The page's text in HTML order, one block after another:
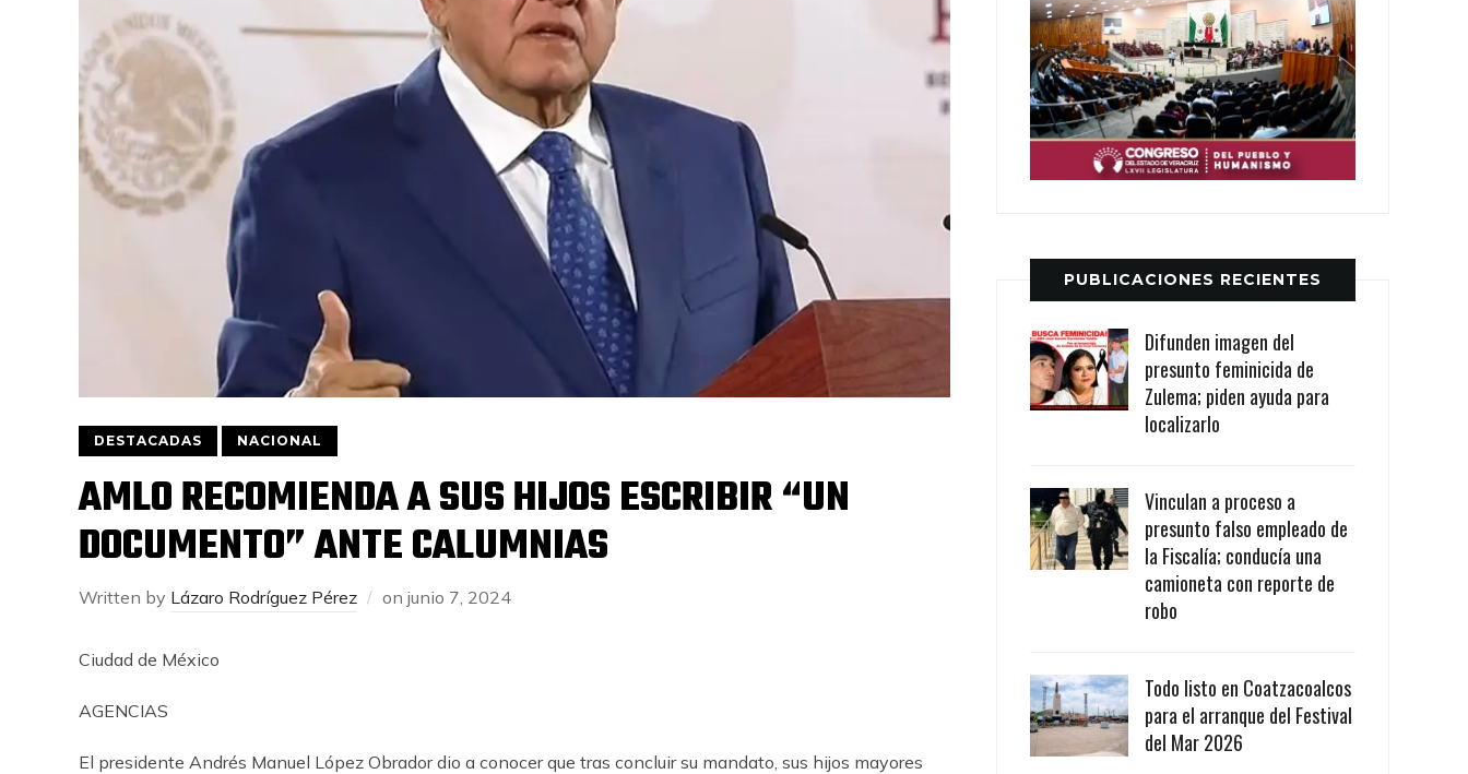
DESTACADAS NACIONAL
AMLO RECOMIENDA A SUS HIJOS ESCRIBIR “UN
DOCUMENTO” ANTE CALUMNIAS
Written by Lázaro Rodríguez Pérez on junio 7, 2024
Ciudad de México
AGENCIAS
El presidente Andrés Manuel López Obrador dio a conocer que tras concluir su mandato, sus hijos mayores
PUBLICACIONES RECIENTES
Difunden imagen del
presunto feminicida de
Zulema; piden ayuda para
localizarlo
Vinculan a proceso a
presunto falso empleado de
la Fiscalía; conducía una
camioneta con reporte de
robo
Todo listo en Coatzacoalcos
para el arranque del Festival
del Mar 2026